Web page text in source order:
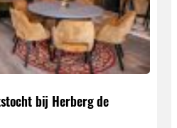
bij Herberg de